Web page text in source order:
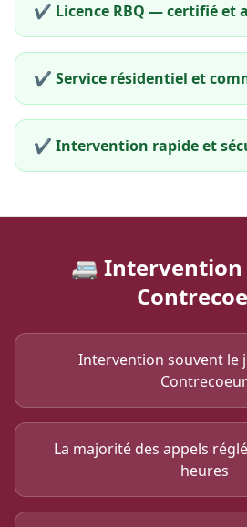
✔️ Licence RBQ — certifié et
✔️ Service résidentiel et
✔️ Intervention rapide et
🚐 Intervention
Intervention souvent le
Contrecoeur
La majorité des appels
heures